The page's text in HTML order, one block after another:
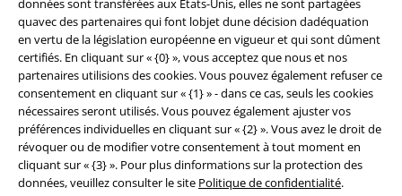
données sont transférées aux États-Unis, elles ne sont partagées
quavec des partenaires qui font lobjet dune décision dadéquation
en vertu de la législation européenne en vigueur et qui sont dûment
certifiés. En cliquant sur « {0} », vous acceptez que nous et nos
partenaires utilisions des cookies. Vous pouvez également refuser ce
consentement en cliquant sur « {1} » - dans ce cas, seuls les cookies
nécessaires seront utilisés. Vous pouvez également ajuster vos
préférences individuelles en cliquant sur « {2} ». Vous avez le droit de
révoquer ou de modifier votre consentement à tout moment en
cliquant sur « {3} ». Pour plus dinformations sur la protection des
données, veuillez consulter le site Politique de confidentialité.
Conditions générales
Éditeur
Clauses de confidentialité
Élimination des déchets et protection de l'environnement
Déclaration de Conformité